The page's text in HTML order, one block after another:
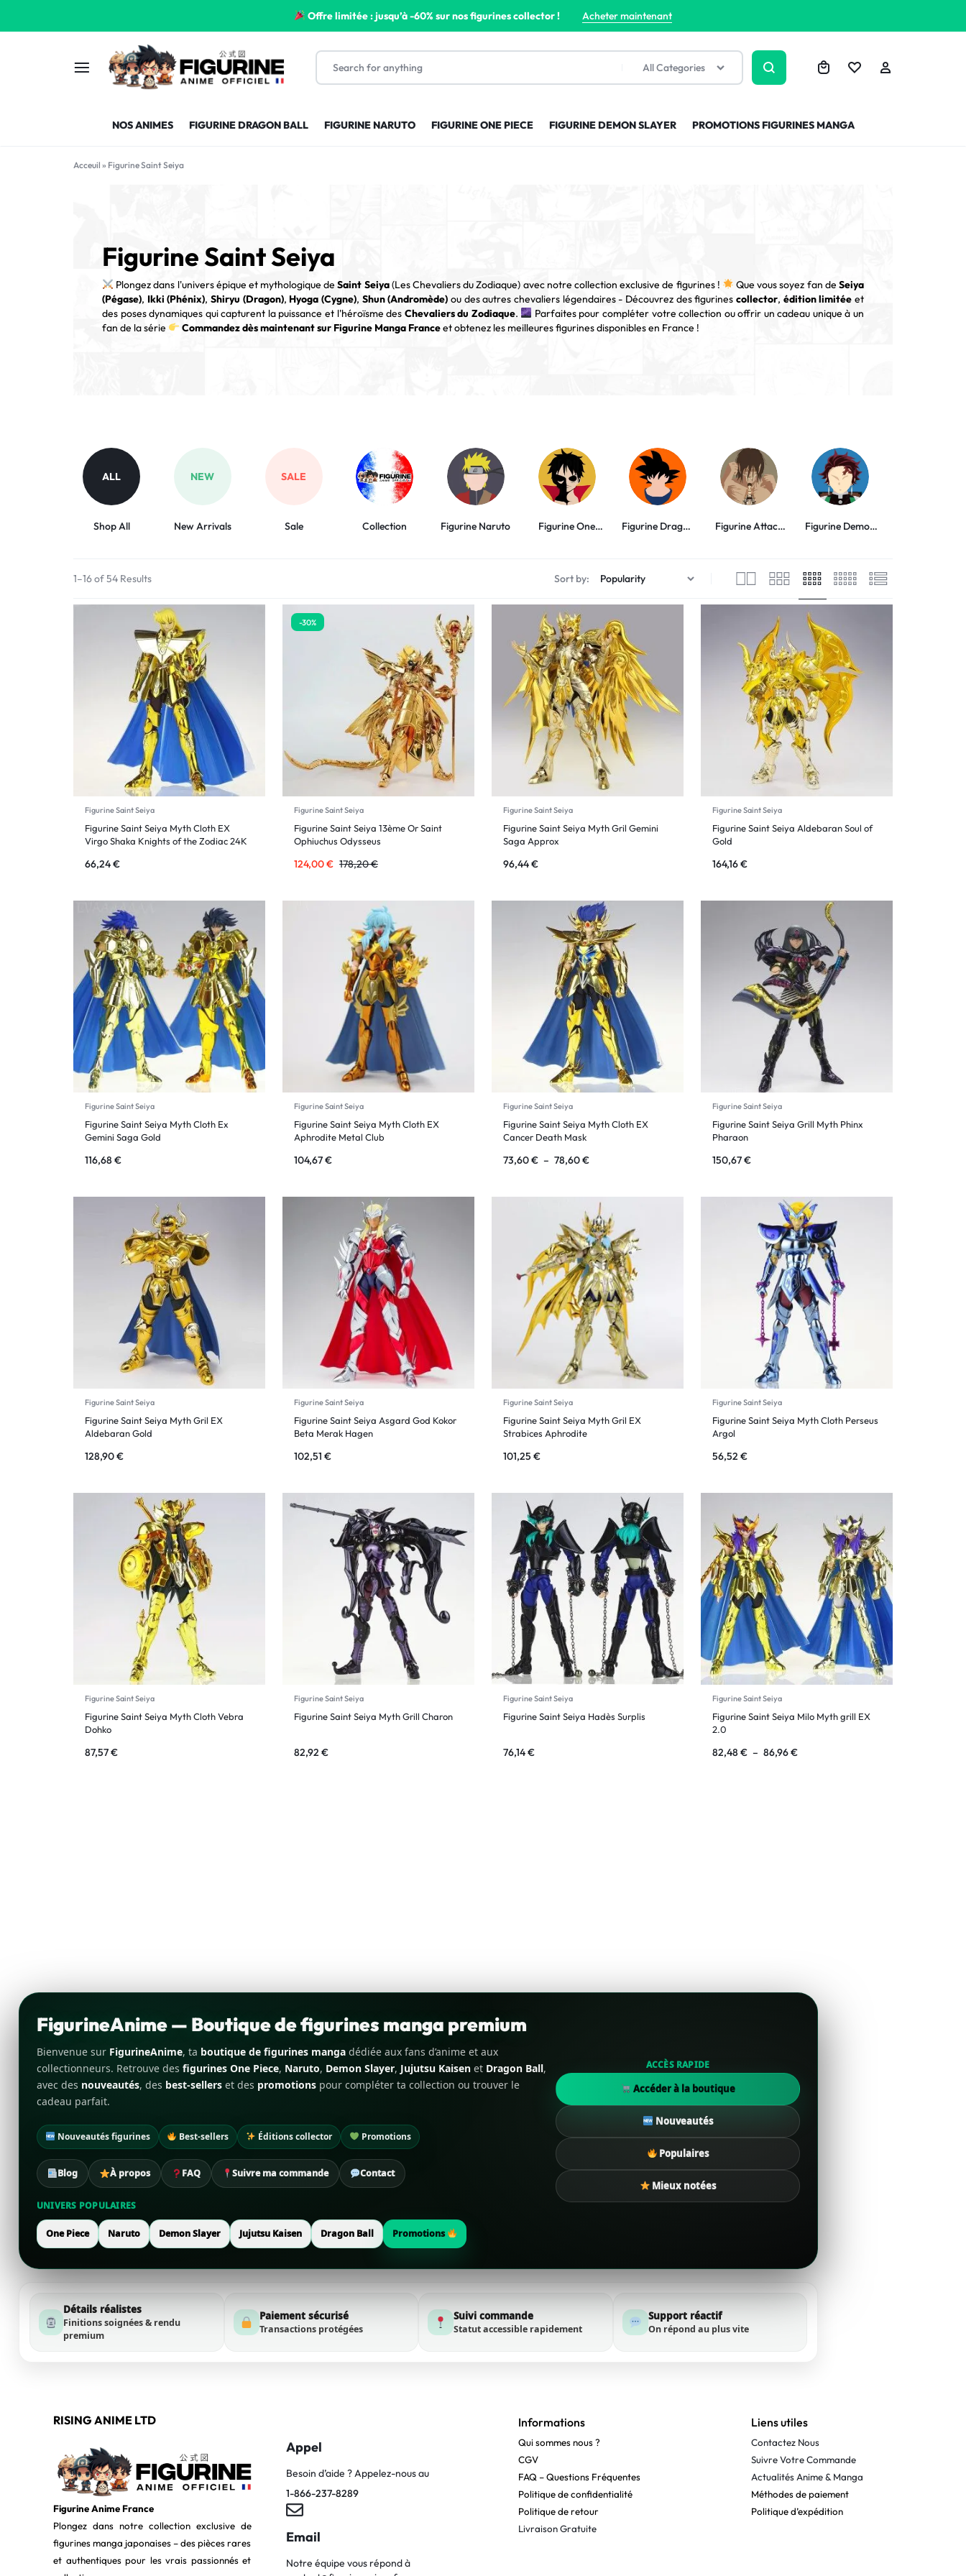
Offre limitée : jusqu’à -60% sur nos figurines collector ! Acheter maintenant
FRANCE
FRANCE
All Categories
NOS ANIMES FIGURINE DRAGON BALL FIGURINE NARUTO FIGURINE ONE PIECE FIGURINE DEMON SLAYER PROMOTIONS FIGURINES MANGA
Acceuil » Figurine Saint Seiya
Figurine Saint Seiya
Plongez dans l'univers épique et mythologique deSaint Seiya(Les Chevaliers du Zodiaque) avec notre collection exclusive de figurines ! Que vous soyez fan deSeiya
(Pégase), Ikki (Phénix),Shiryu (Dragon), Hyoga (Cygne), Shun (Andromède) ou des autres chevaliers légendaires - Découvrez des figurinescollector, édition limitée et
des poses dynamiques qui capturent la puissance et l'héroïsme des Chevaliers du Zodiaque.
Parfaites pour compléter votre collection ou offrir un cadeau unique à un
fan de la série
Commandez dès maintenant sur Figurine Manga Franceet obtenez les meilleures figurines disponibles en France !
ALL
Shop All
NEW
New Arrivals
SALE
Sale Collection Figurine Naruto
Figurine One
Figurine Dragon
Figurine Attack
Figurine Demon
1–16 of 54 Results Sort by:
Figurine Saint Seiya
Figurine Saint Seiya Myth Cloth EX
Virgo Shaka Knights of the Zodiac 24K
66,24€
-30%
Figurine Saint Seiya
Figurine Saint Seiya 13ème Or Saint
Ophiuchus Odysseus
178,20€
124,00€
Figurine Saint Seiya
Figurine Saint Seiya Myth Gril Gemini
Saga Approx
96,44€
Figurine Saint Seiya
Figurine Saint Seiya Aldebaran Soul of
Gold
164,16€
Figurine Saint Seiya
Figurine Saint Seiya Myth Cloth Ex
Gemini Saga Gold
116,68€
Figurine Saint Seiya
Figurine Saint Seiya Myth Cloth EX
Aphrodite Metal Club
104,67€
Figurine Saint Seiya
Figurine Saint Seiya Myth Cloth EX
Cancer Death Mask
73,60€ – 78,60€
Figurine Saint Seiya
Figurine Saint Seiya Grill Myth Phinx
Pharaon
150,67€
Figurine Saint Seiya
Figurine Saint Seiya Myth Gril EX
Aldebaran Gold
128,90€
Figurine Saint Seiya
Figurine Saint Seiya Asgard God Kokor
Beta Merak Hagen
102,51 €
Figurine Saint Seiya
Figurine Saint Seiya Myth Gril EX
Strabices Aphrodite
101,25 €
Figurine Saint Seiya
Figurine Saint Seiya Myth Cloth Perseus
Argol
56,52 €
Figurine Saint Seiya
Figurine Saint Seiya Myth Cloth Vebra
Dohko
87,57€
Figurine Saint Seiya
Figurine Saint Seiya Myth Grill Charon
82,92 €
Figurine Saint Seiya
Figurine Saint Seiya Hadès Surplis
76,14€
Figurine Saint Seiya
Figurine Saint Seiya Milo Myth grill EX
2.0
82,48€ – 86,96€
FigurineAnime — Boutique de figurines manga premium
Bienvenue sur FigurineAnime, ta boutique de figurines manga dédiée aux fans d’anime et aux
collectionneurs. Retrouve des figurines One Piece, Naruto, Demon Slayer, Jujutsu Kaisen et Dragon Ball,
avec des nouveautés, des best-sellers et des promotions pour compléter ta collection ou trouver le
cadeau parfait.
Nouveautés figurines Best-sellers Éditions collector Promotions
Blog À propos FAQ Suivre ma commande Contact
UNIVERS POPULAIRES
One Piece Naruto Demon Slayer Jujutsu Kaisen Dragon Ball Promotions
ACCÈS RAPIDE
Accéder à la boutique
Nouveautés
Populaires
Mieux notées
Détails réalistes
Finitions soignées & rendu
premium
Paiement sécurisé
Transactions protégées
Suivi commande
Statut accessible rapidement
Support réactif
On répond au plus vite
RISING ANIME LTD
Figurine Anime France
Plongez dans notre collection exclusive de
figurines manga japonaises – des pièces rares
et authentiques pour les vrais passionnés et
Appel
Besoin d’aide ? Appelez-nous au
1-866-237-8289
Email
Notre équipe vous répond à
Informations
Qui sommes nous ?
CGV
FAQ – Questions Fréquentes
Politique de confidentialité
Politique de retour
Livraison Gratuite
Liens utiles
Contactez Nous
Suivre Votre Commande
Actualités Anime & Manga
Méthodes de paiement
Politique d’expédition